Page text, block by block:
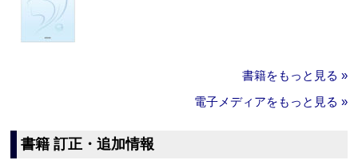
書籍をもっと見る »
電子メディアをもっと見る »
書籍 訂正・追加情報